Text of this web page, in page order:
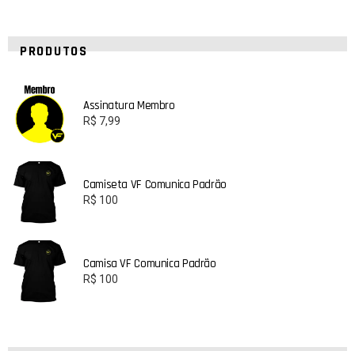
PRODUTOS
Assinatura Membro
R$ 7,99
Camiseta VF Comunica Padrão
R$ 100
Camisa VF Comunica Padrão
R$ 100